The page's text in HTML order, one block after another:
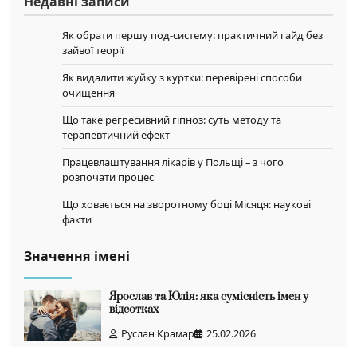
Як обрати першу под-систему: практичний гайд без
зайвої теорії
Як видалити жуйку з куртки: перевірені способи
очищення
Що таке регресивний гіпноз: суть методу та
терапевтичний ефект
Працевлаштування лікарів у Польщі – з чого
розпочати процес
Що ховається на зворотному боці Місяця: наукові
факти
Значення імені
Ярослав та Юлія: яка сумісність імен у
відсотках
Руслан Крамар
25.02.2026